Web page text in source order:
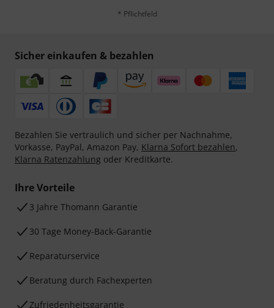
* Pflichtfeld
Sicher einkaufen & bezahlen
Bezahlen Sie vertraulich und sicher per Nachnahme,
Vorkasse, PayPal, Amazon Pay, Klarna Sofort bezahlen,
Klarna Ratenzahlung oder Kreditkarte.
Ihre Vorteile
3 Jahre Thomann Garantie
30 Tage Money-Back-Garantie
Reparaturservice
Beratung durch Fachexperten
Zufriedenheitsgarantie